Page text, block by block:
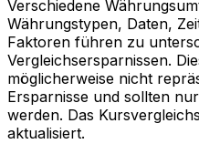
Verschiedene
Währungstypen, Daten,
Faktoren führen zu
Vergleichsersparnissen.
möglicherweise nicht
Ersparnisse und sollten
werden. Das
aktualisiert.